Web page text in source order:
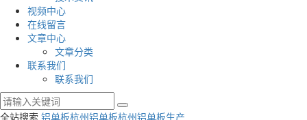
视频中心
在线留言
文章中心
文章分类
联系我们
联系我们
全站搜索 铝单板杭州铝单板杭州铝单板生产